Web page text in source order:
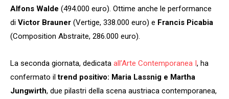
Alfons Walde (494.000 euro). Ottime anche le performance
di Victor Brauner (Vertige, 338.000 euro) e Francis Picabia
(Composition Abstraite, 286.000 euro).
La seconda giornata, dedicata all’Arte Contemporanea I, ha
confermato iltrend positivo: Maria Lassnig e Martha
Jungwirth, due pilastri della scena austriaca contemporanea,